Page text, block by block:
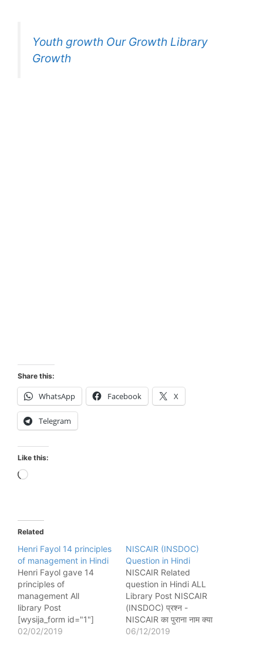
Youth growth Our Growth Library
Growth
Share this:
WhatsApp Facebook X
Telegram
Like this:
Loading…
Related
Henri Fayol 14 principles
of management in Hindi
Henri Fayol gave 14
principles of
management All
library Post
[wysija_form id="1"]
हेनरी फेयोल ने प्रबंध के कौन-
02/02/2019
NISCAIR (INSDOC)
Question in Hindi
NISCAIR Related
question in Hindi ALL
Library Post NISCAIR
(INSDOC) प्रश्न -
NISCAIR का पुराना नाम क्या
है? INSDOC प्रश्न -
06/12/2019